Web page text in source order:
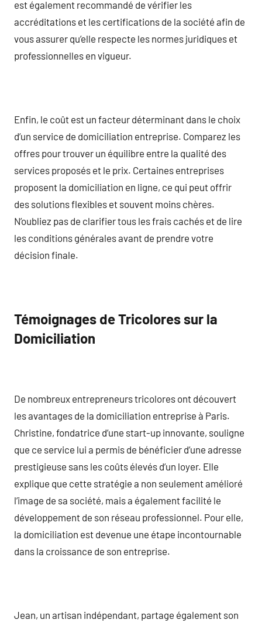
est également recommandé de vérifier les
accréditations et les certifications de la société afin de
vous assurer qu’elle respecte les normes juridiques et
professionnelles en vigueur.
Enfin, le coût est un facteur déterminant dans le choix
d’un service de domiciliation entreprise. Comparez les
offres pour trouver un équilibre entre la qualité des
services proposés et le prix. Certaines entreprises
proposent la domiciliation en ligne, ce qui peut offrir
des solutions flexibles et souvent moins chères.
N’oubliez pas de clarifier tous les frais cachés et de lire
les conditions générales avant de prendre votre
décision finale.
Témoignages de Tricolores sur la
Domiciliation
De nombreux entrepreneurs tricolores ont découvert
les avantages de la domiciliation entreprise à Paris.
Christine, fondatrice d’une start-up innovante, souligne
que ce service lui a permis de bénéficier d’une adresse
prestigieuse sans les coûts élevés d’un loyer. Elle
explique que cette stratégie a non seulement amélioré
l’image de sa société, mais a également facilité le
développement de son réseau professionnel. Pour elle,
la domiciliation est devenue une étape incontournable
dans la croissance de son entreprise.
Jean, un artisan indépendant, partage également son